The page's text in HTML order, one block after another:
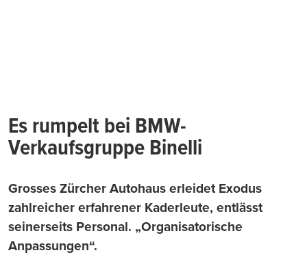
Es rumpelt bei BMW-
Verkaufsgruppe Binelli
Grosses Zürcher Autohaus erleidet Exodus
zahlreicher erfahrener Kaderleute, entlässt
seinerseits Personal. „Organisatorische
Anpassungen“.